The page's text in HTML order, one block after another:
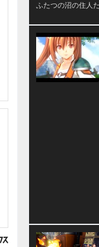
ふたつの沼の住人